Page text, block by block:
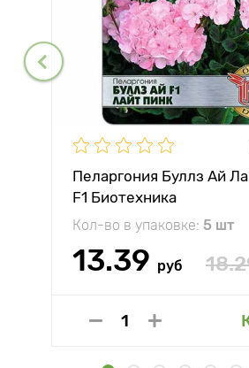
Пеларгония Буллз Ай
F1 Биотехника
Кол-во в упаковке: 5 шт
13.39 руб